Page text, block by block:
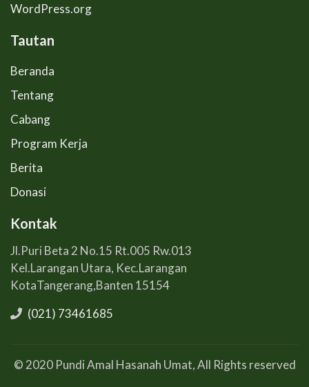
WordPress.org
Tautan
Beranda
Tentang
Cabang
Program Kerja
Berita
Donasi
Kontak
Jl.Puri Beta 2 No.15 Rt.005 Rw.013
Kel.Larangan Utara, Kec.Larangan
KotaTangerang,Banten 15154
(021) 73461685
© 2020 Pundi Amal Hasanah Umat, All Rights reserved